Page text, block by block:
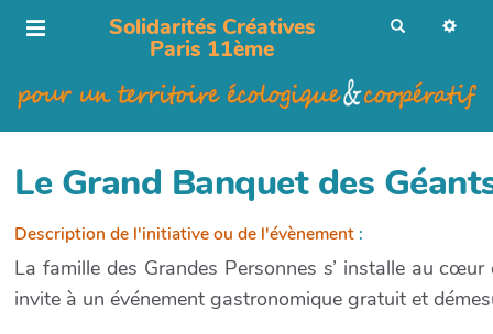
Solidarités Créatives
Paris 11ème
r
Le Grand Banquet des
Description de l'initiative ou de l'évènement :
La familledes Grandes Personnes s’ installeau cœur
invite à un événement gastronomique gratuit et